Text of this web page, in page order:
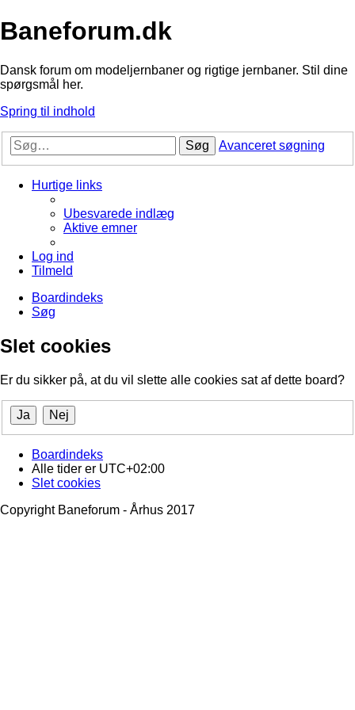
Baneforum.dk
Dansk forum om modeljernbaner og rigtige jernbaner. Stil dine
spørgsmål her.
Spring til indhold
Søg Avanceret søgning
Hurtige links
Ubesvarede indlæg
Aktive emner
Log ind
Tilmeld
Boardindeks
Søg
Slet cookies
Er du sikker på, at du vil slette alle cookies sat af dette board?
Boardindeks
Alle tider er UTC+02:00
Slet cookies
Copyright Baneforum - Århus 2017